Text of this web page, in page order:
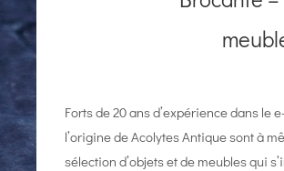
Forts de 20 ans d’expérience dans le
l’origine de Acolytes Antique sont à
sélection d’objets et de meubles qui